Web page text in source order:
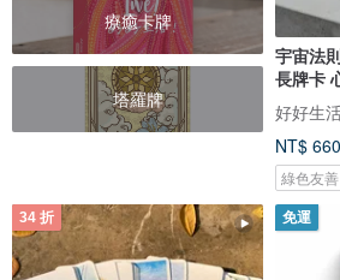
療癒卡牌
塔羅牌
宇宙法
長牌卡
好好生
NT$ 660
綠色友善
34 折 免運